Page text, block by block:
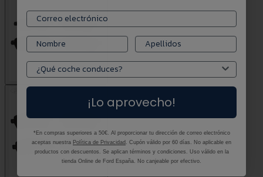
¡Lo aprovecho!
*En compras superiores a 50€. Al proporcionar tu dirección de correo electrónico
aceptas nuestra Política de Privacidad . Cupón válido por 60 días. No aplicable en
productos con descuentos. Se aplican términos y condiciones. Uso válido en la
tienda Online de Ford España. No canjeable por efectivo.